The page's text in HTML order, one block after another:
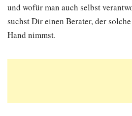
und wofür man auch selbst
suchst Dir einen Berater, der
Hand nimmst.